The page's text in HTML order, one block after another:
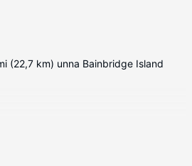
(22,7 km) unna Bainbridge Island